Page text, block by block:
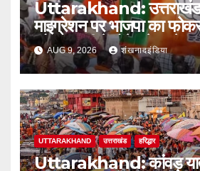
Uttarakhand: उत्तराखंड
माइग्रेशन पर भाजपा का
और हल्द्वानी में होंगे बड़े सम्मेलन
AUG 9, 2026 शंखनादइंडिया
UTTARAKHAND उत्तराखंड हरिद्धार
Uttarakhand: कांवड़